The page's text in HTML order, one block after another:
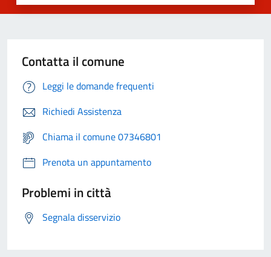
Contatta il comune
Leggi le domande frequenti
Richiedi Assistenza
Chiama il comune 07346801
Prenota un appuntamento
Problemi in città
Segnala disservizio